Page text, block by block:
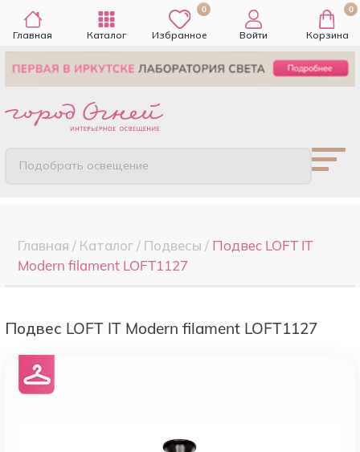
Главная Каталог
0
Избранное Войти
0
Корзина
Подобрать освещение
Главная / Каталог/ Подвесы / Подвес LOFT IT
Modern filament LOFT1127
Подвес LOFT IT Modern filament LOFT1127